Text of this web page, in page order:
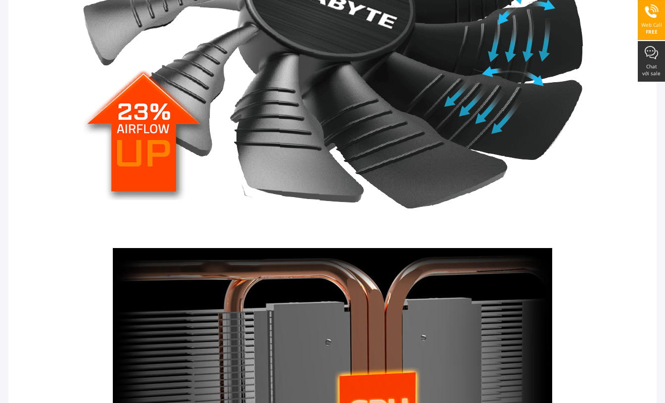
Web Call
FREE
Chat
với sale